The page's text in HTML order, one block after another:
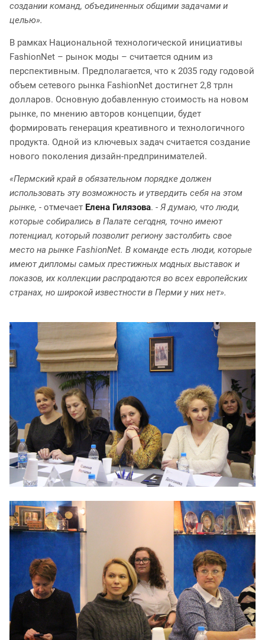
создании команд, объединенных общими задачами и
целью».
В рамках Национальной технологической инициативы
FashionNet – рынок моды – считается одним из
перспективным. Предполагается, что к 2035 году годовой
объем сетевого рынка FashionNet достигнет 2,8 трлн
долларов. Основную добавленную стоимость на новом
рынке, по мнению авторов концепции, будет
формировать генерация креативного и технологичного
продукта. Одной из ключевых задач считается создание
нового поколения дизайн-предпринимателей.
«Пермский край в обязательном порядке должен
использовать эту возможность и утвердить себя на этом
рынке, - отмечает Елена Гилязова. - Я думаю, что люди,
которые собирались в Палате сегодня, точно имеют
потенциал, который позволит региону застолбить свое
место на рынке FashionNet. В команде есть люди, которые
имеют дипломы самых престижных модных выставок и
показов, их коллекции распродаются во всех европейских
странах, но широкой известности в Перми у них нет».